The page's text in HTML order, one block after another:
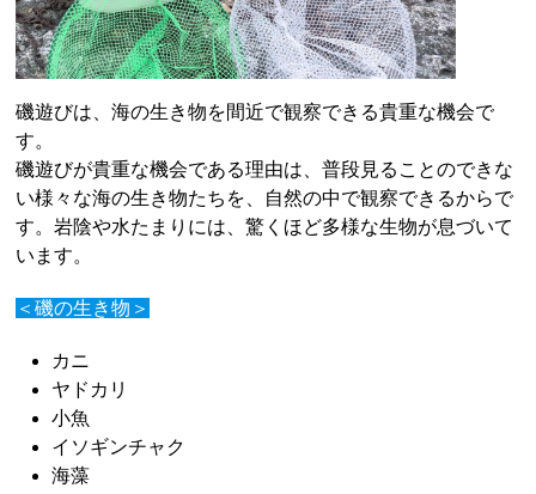
磯遊びは、海の生き物を間近で観察できる貴重な機会で
す。
磯遊びが貴重な機会である理由は、普段見ることのできな
い様々な海の生き物たちを、自然の中で観察できるからで
す。岩陰や水たまりには、驚くほど多様な生物が息づいて
います。
＜磯の生き物＞
カニ
ヤドカリ
小魚
イソギンチャク
海藻